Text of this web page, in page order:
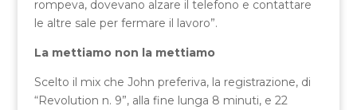
rompeva, dovevano alzare il telefono e contattare
le altre sale per fermare il lavoro”.
La mettiamo non la mettiamo
Scelto il mix che John preferiva, la registrazione, di
“Revolution n. 9”, alla fine lunga 8 minuti, e 22